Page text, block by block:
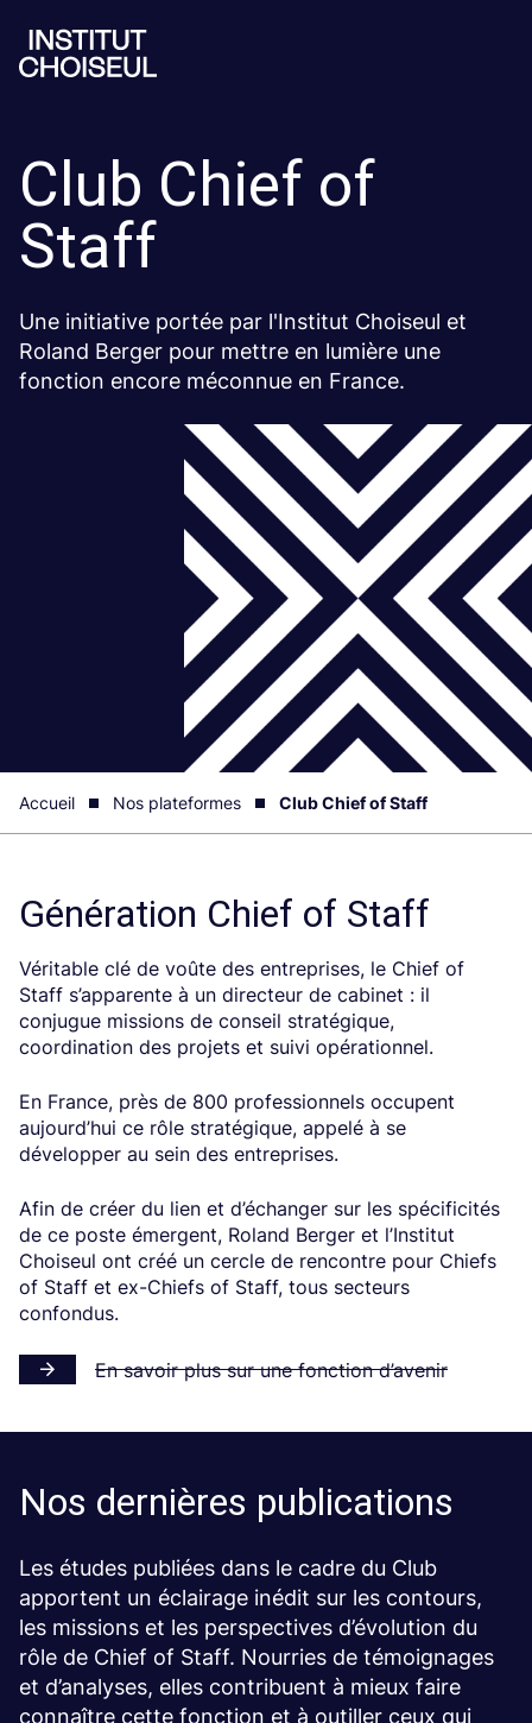
Club Chief of
Staff
Une initiative portée par l'Institut Choiseul et
Roland Berger pour mettre en lumière une
fonction encore méconnue en France.
Accueil Nos plateformes Club Chief of Staff
Génération Chief of Staff
Véritable clé de voûte des entreprises, le Chief of
Staff s’apparente à un directeur de cabinet : il
conjugue missions de conseil stratégique,
coordination des projets et suivi opérationnel.
En France, près de 800 professionnels occupent
aujourd’hui ce rôle stratégique, appelé à se
développer au sein des entreprises.
Afin de créer du lien et d’échanger sur les spécificités
de ce poste émergent, Roland Berger et l’Institut
Choiseul ont créé un cercle de rencontre pour Chiefs
of Staff et ex-Chiefs of Staff, tous secteurs
confondus.
En savoir plus sur une fonction d’avenir
Nos dernières publications
Les études publiées dans le cadre du Club
apportent un éclairage inédit sur les contours,
les missions et les perspectives d’évolution du
rôle de Chief of Staff. Nourries de témoignages
et d’analyses, elles contribuent à mieux faire
connaître cette fonction et à outiller ceux qui